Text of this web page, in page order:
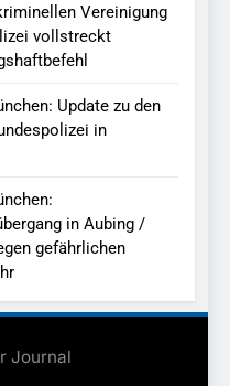
Vereinigung
vollstreckt
Update zu den
in
in Aubing /
gefährlichen
Journal